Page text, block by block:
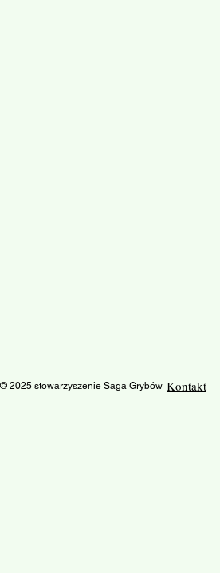
© 2025 stowarzyszenie Saga Grybów Kontakt